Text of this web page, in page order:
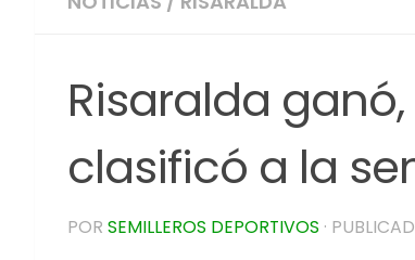
Risaralda
clasificó a la
POR SEMILLEROS DEPORTIVOS ·